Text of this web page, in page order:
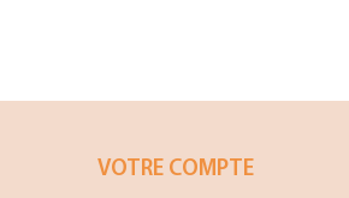
VOTRE COMPTE